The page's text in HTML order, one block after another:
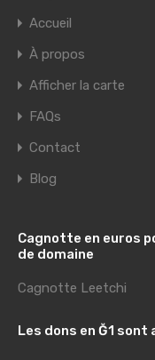
Accueil
À propos
Afficher la carte
FAQs
Contact
Blog
Cagnotte en euros
de domaine
Cagnotte Leetchi
Les dons en Ğ1